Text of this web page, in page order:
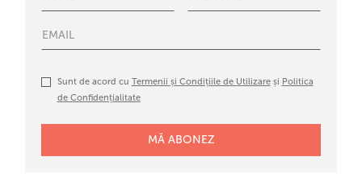
Sunt de acord cu Termenii și Condițiile de Utilizareși Politica
de Confidențialitate